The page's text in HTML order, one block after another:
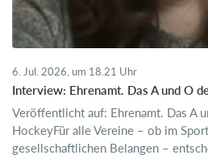
6. Jul. 2026, um 18.21 Uhr
Interview: Ehrenamt. Das A und O
Veröffentlicht auf: Ehrenamt. Das A
HockeyFür alle Vereine – ob im
gesellschaftlichen Belangen –